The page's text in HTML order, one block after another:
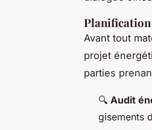
Avant tout
projet
parties
🔍 Audit
gisements